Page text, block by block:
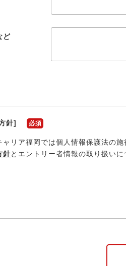
ど
針] 必須
ャリア福岡 では個人情報保護法の
針とエントリー者情報の取り扱いに